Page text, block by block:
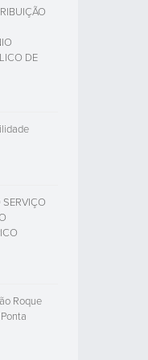
DE
SERVIÇO
Roque